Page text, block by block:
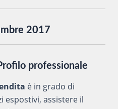
2017
professionale
è in grado di
espostivi, assistere il